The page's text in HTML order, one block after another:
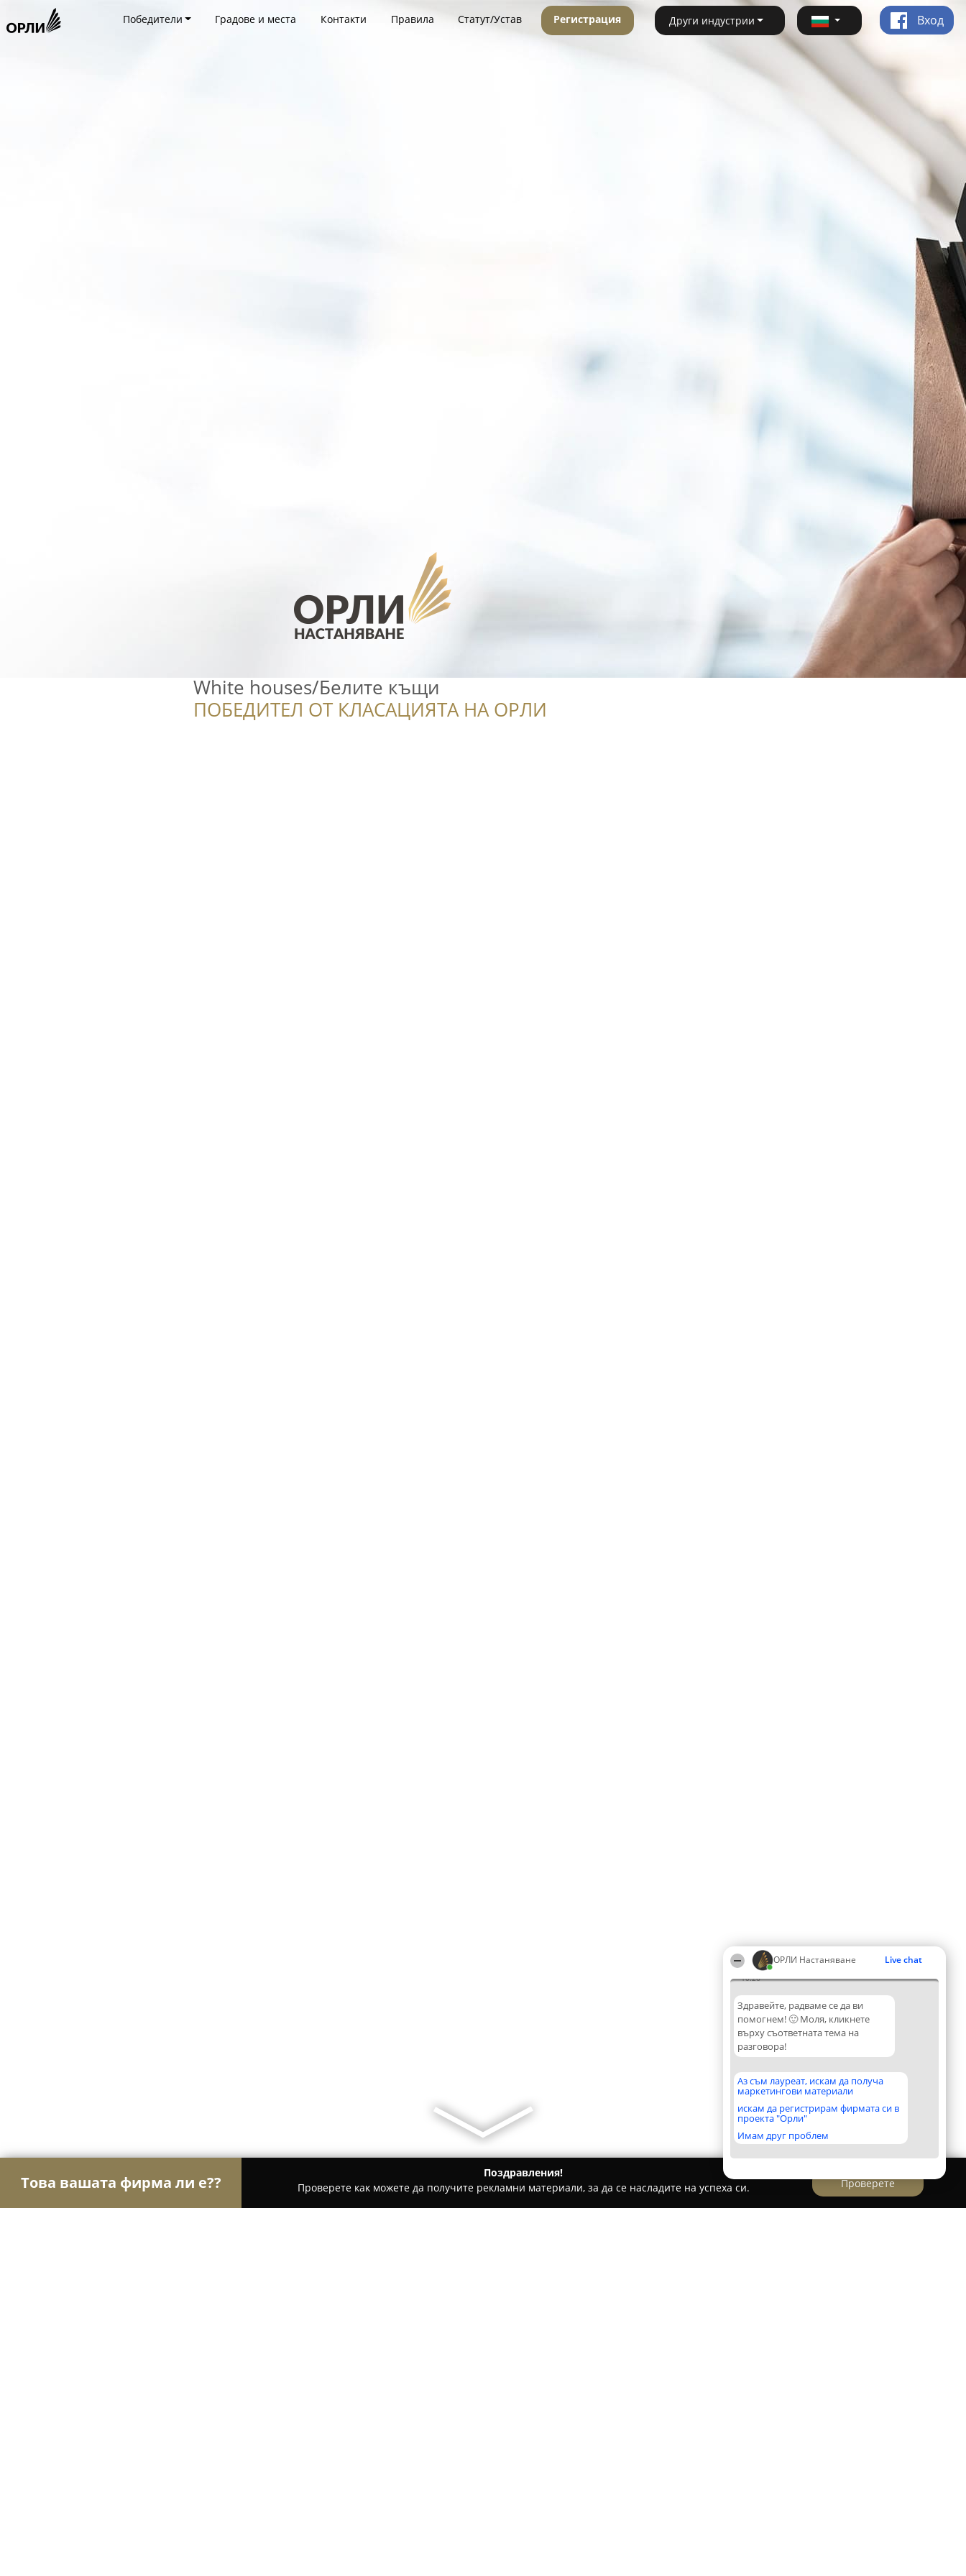
ОРЛИ Настаняване Live chat
10:26
Здравейте, радваме се да ви
помогнем! 🙂 Моля, кликнете
върху съответната тема на
разговора!
Аз съм лауреат, искам да получа
маркетингови материали
искам да регистрирам фирмата си в
проекта "Орли"
Имам друг проблем
Победители Градове и места Контакти Правила Статут/Устав Регистрация Други индустрии Вход
White houses/Белите къщи
ПОБЕДИТЕЛ ОТ КЛАСАЦИЯТА НА ОРЛИ
Това вашата фирма ли е??
Поздравления!
Проверете как можете да получите рекламни материали, за да се насладите на успеха си.
Проверете